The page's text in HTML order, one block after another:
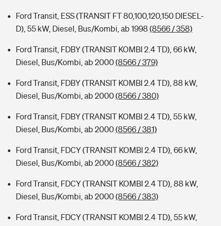
Ford Transit, ESS (TRANSIT FT 80,100,120,150 DIESEL-
D), 55 kW, Diesel, Bus/Kombi, ab 1998 (8566 / 358)
Ford Transit, FDBY (TRANSIT KOMBI 2.4 TD), 66 kW,
Diesel, Bus/Kombi, ab 2000(8566 / 379)
Ford Transit, FDBY (TRANSIT KOMBI 2.4 TD), 88 kW,
Diesel, Bus/Kombi, ab 2000(8566 / 380)
Ford Transit, FDBY (TRANSIT KOMBI 2.4 TD), 55 kW,
Diesel, Bus/Kombi, ab 2000(8566 / 381)
Ford Transit, FDCY (TRANSIT KOMBI 2.4 TD), 66 kW,
Diesel, Bus/Kombi, ab 2000(8566 / 382)
Ford Transit, FDCY (TRANSIT KOMBI 2.4 TD), 88 kW,
Diesel, Bus/Kombi, ab 2000(8566 / 383)
Ford Transit, FDCY (TRANSIT KOMBI 2.4 TD), 55 kW,